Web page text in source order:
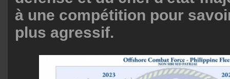
à une compétition pour
plus agressif.